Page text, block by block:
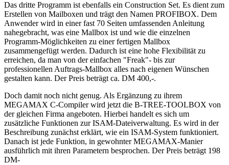
Das dritte Programm ist ebenfalls ein Construction Set. Es dient zum
Erstellen von Mailboxen und trägt den Namen PROFIBOX. Dem
Anwender wird in einer fast 70 Seiten umfassenden Anleitung
nahegebracht, was eine Mallbox ist und wie die einzelnen
Programm-Möglichkeiten zu einer fertigen Mallbox
zusammengefügt werden. Dadurch ist eine hohe Flexibilität zu
erreichen, da man von der einfachen "Freak"- bis zur
professionellen Auftrags-Mallbox alles nach eigenen Wünschen
gestalten kann. Der Preis beträgt ca. DM 400,-.
Doch damit noch nicht genug. Als Ergänzung zu ihrem
MEGAMAX C-Compiler wird jetzt die B-TREE-TOOLBOX von
der gleichen Firma angeboten. Hierbei handelt es sich um
zusätzliche Funktionen zur ISAM-Dateiverwaltung. Es wird in der
Beschreibung zunächst erklärt, wie ein ISAM-System funktioniert.
Danach ist jede Funktion, in gewohnter MEGAMAX-Manier
ausführlich mit ihren Parametern besprochen. Der Preis beträgt 198
DM-